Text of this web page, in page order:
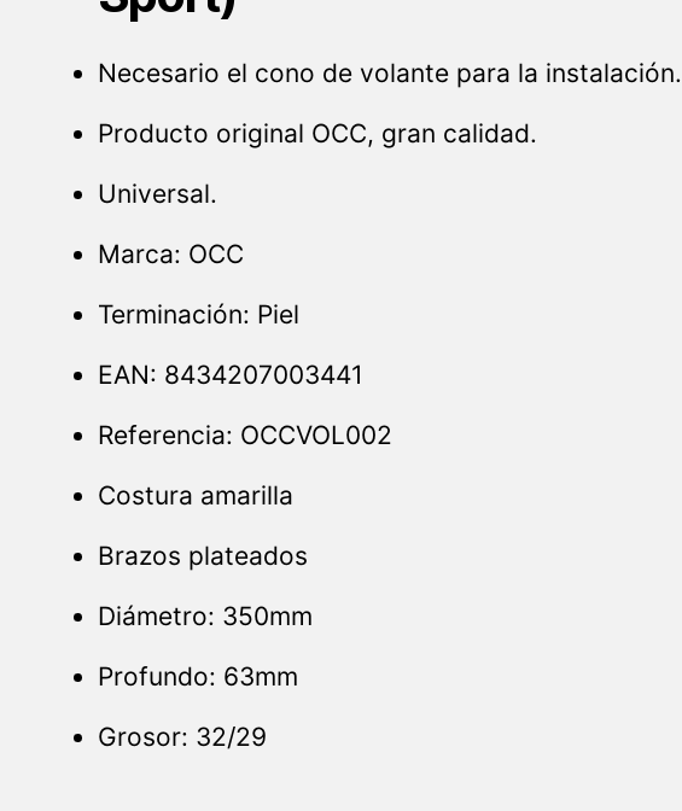
Necesario el cono de volante para la instalación.
Producto original OCC, gran calidad.
Universal.
Marca: OCC
Terminación: Piel
EAN: 8434207003441
Referencia: OCCVOL002
Costura amarilla
Brazos plateados
Diámetro: 350mm
Profundo: 63mm
Grosor: 32/29